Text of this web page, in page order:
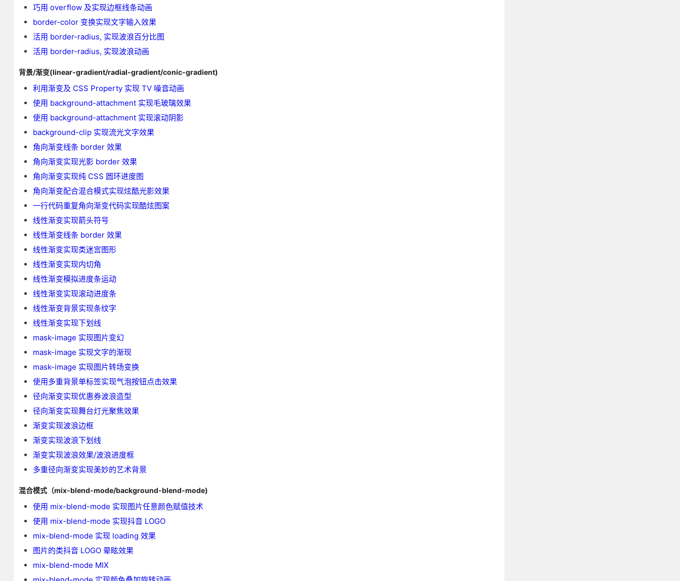
巧用 overflow 及实现边框线条动画
border-color 变换实现文字输入效果
活用 border-radius, 实现波浪百分比图
活用 border-radius, 实现波浪动画
背景/渐变(linear-gradient/radial-gradient/conic-gradient)
利用渐变及 CSS Property 实现 TV 噪音动画
使用 background-attachment 实现毛玻璃效果
使用 background-attachment 实现滚动阴影
background-clip 实现流光文字效果
角向渐变线条 border 效果
角向渐变实现光影 border 效果
角向渐变实现纯 CSS 圆环进度图
角向渐变配合混合模式实现炫酷光影效果
一行代码重复角向渐变代码实现酷炫图案
线性渐变实现箭头符号
线性渐变线条 border 效果
线性渐变实现类迷宫图形
线性渐变实现内切角
线性渐变模拟进度条运动
线性渐变实现滚动进度条
线性渐变背景实现条纹字
线性渐变实现下划线
mask-image 实现图片变幻
mask-image 实现文字的渐现
mask-image 实现图片转场变换
使用多重背景单标签实现气泡按钮点击效果
径向渐变实现优惠券波浪造型
径向渐变实现舞台灯光聚焦效果
渐变实现波浪边框
渐变实现波浪下划线
渐变实现波浪效果/波浪进度框
多重径向渐变实现美妙的艺术背景
混合模式（mix-blend-mode/background-blend-mode)
使用 mix-blend-mode 实现图片任意颜色赋值技术
使用 mix-blend-mode 实现抖音 LOGO
mix-blend-mode 实现 loading 效果
图片的类抖音 LOGO 晕眩效果
mix-blend-mode MIX